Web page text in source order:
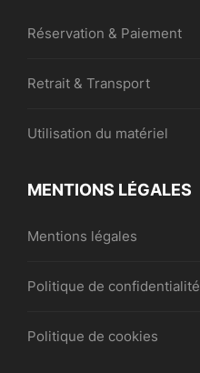
Réservation & Paiement
Retrait & Transport
Utilisation du matériel
MENTIONS LÉGALES
Mentions légales
Politique de confidentialité
Politique de cookies